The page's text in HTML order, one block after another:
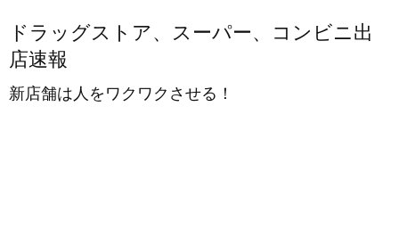
ドラッグストア、スーパー、コンビニ出
店速報
新店舗は人をワクワクさせる！